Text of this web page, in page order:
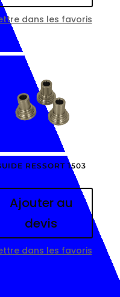
dans les favoris
RESSORT 1503
Ajouter au
devis
dans les favoris